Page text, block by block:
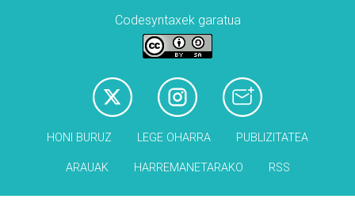
Codesyntaxek garatua
HONI BURUZ LEGE OHARRA PUBLIZITATEA
ARAUAK HARREMANETARAKO RSS